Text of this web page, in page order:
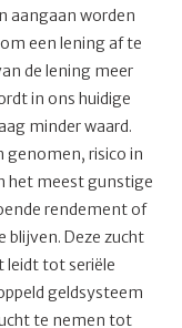
aangaan worden
een lening af te
de lening meer
in ons huidige
minder waard.
genomen, risico in
het meest gunstige
rendement of
Deze zucht
leidt tot seriële
geldsysteem
te nemen tot